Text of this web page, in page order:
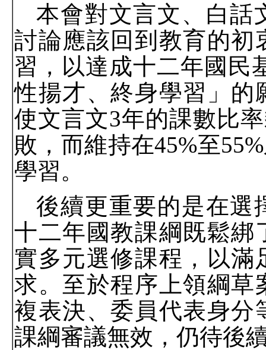
本會對文言文、白話
討論應該回到教育的初
習，以達成十二年國民
性揚才、終身學習」的
使文言文3年的課數比
敗，而維持在45%至55%
學習。
後續更重要的是在選
十二年國教課綱既鬆綁
實多元選修課程，以滿
求。至於程序上領綱草
複表決、委員代表身分
課綱審議無效，仍待後